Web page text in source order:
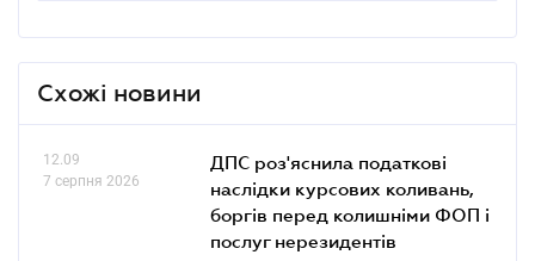
Схожі новини
12.09
7 серпня 2026
ДПС роз'яснила податкові
наслідки курсових коливань,
боргів перед колишніми ФОП і
послуг нерезидентів